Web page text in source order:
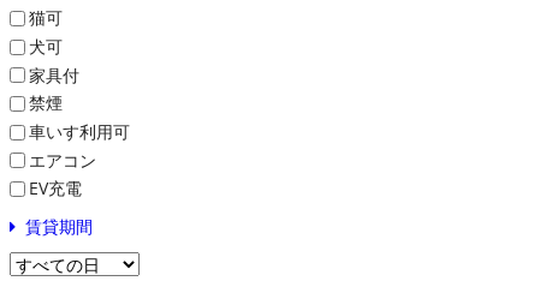
猫可
犬可
家具付
禁煙
車いす利用可
エアコン
EV充電
賃貸期間